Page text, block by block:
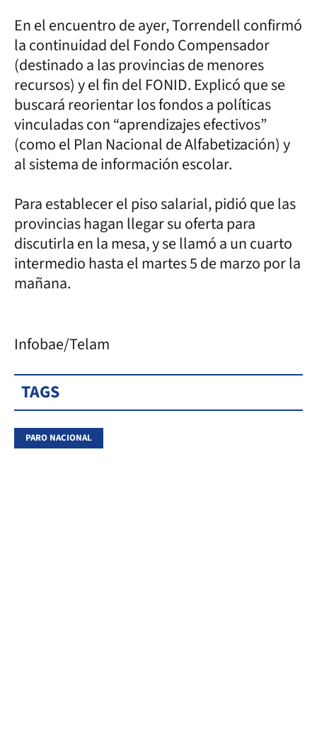
En el encuentro de ayer, Torrendell confirmó
la continuidad del Fondo Compensador
(destinado a las provincias de menores
recursos) y el fin del FONID. Explicó que se
buscará reorientar los fondos a políticas
vinculadas con “aprendizajes efectivos”
(como el Plan Nacional de Alfabetización) y
al sistema de información escolar.
Para establecer el piso salarial, pidió que las
provincias hagan llegar su oferta para
discutirla en la mesa, y se llamó a un cuarto
intermedio hasta el martes 5 de marzo por la
mañana.
Infobae/Telam
TAGS
PARO NACIONAL